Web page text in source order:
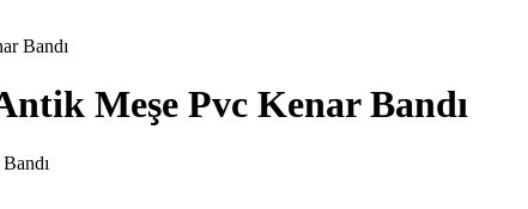
Meşe Pvc Kenar Bandı